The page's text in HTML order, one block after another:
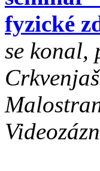
fyzické
se konal,